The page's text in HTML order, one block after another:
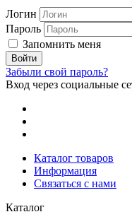
Логин
Пароль
Запомнить меня
Забыли свой пароль?
Вход через социальные
Каталог товаров
Информация
Связаться с нами
Каталог